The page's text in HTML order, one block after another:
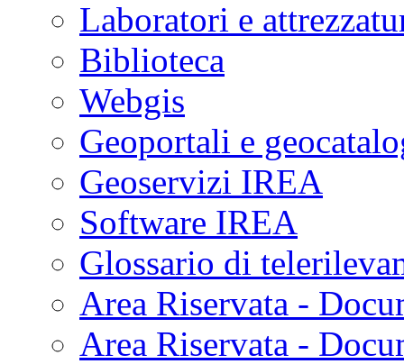
Laboratori e
Biblioteca
Webgis
Geoportali e
Geoservizi IREA
Software IREA
Glossario di
Area Riservata -
Area Riservata -